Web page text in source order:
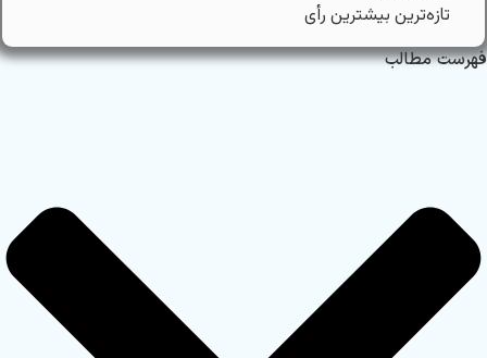
تازه‌ترین بیشترین رأی
فهرست مطالب